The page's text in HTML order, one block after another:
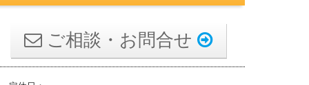
ご相談・お問合せ